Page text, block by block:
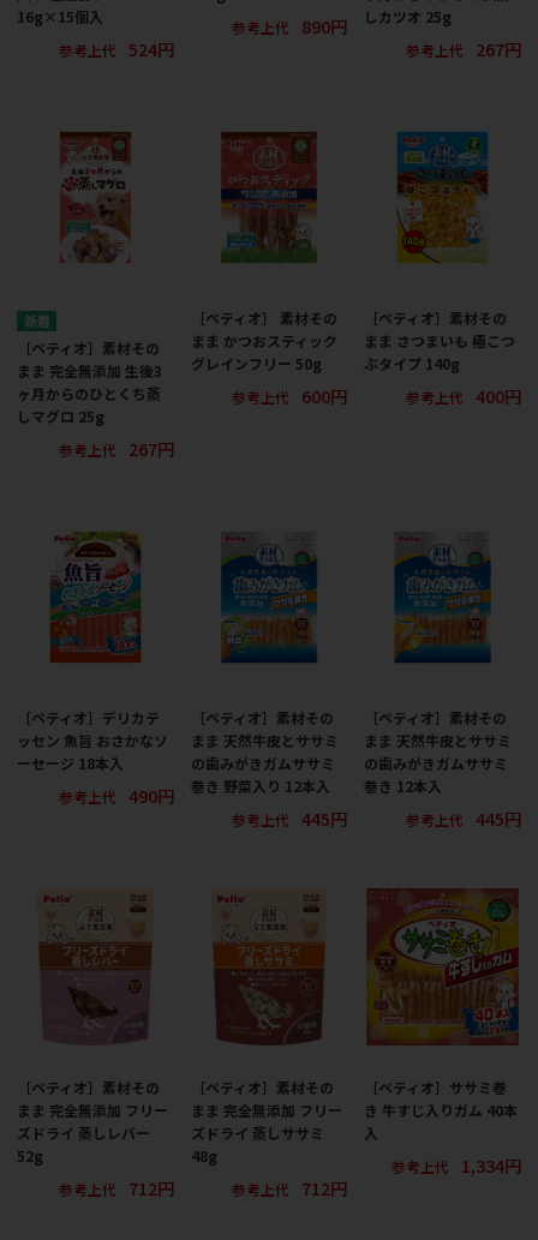
16g×15個入
参考上代
524円
参考上代
890円
しカツオ 25g
参考上代
267円
［ペティオ］素材その
まま 完全無添加 生後3
ヶ月からのひとくち蒸
しマグロ 25g
参考上代
267円
［ペティオ］ 素材その
まま かつおスティック
グレインフリー 50g
参考上代
600円
［ペティオ］素材その
まま さつまいも 極こつ
ぶタイプ 140g
参考上代
400円
［ペティオ］デリカテ
ッセン 魚旨 おさかなソ
ーセージ 18本入
参考上代
490円
［ペティオ］素材その
まま 天然牛皮とササミ
の歯みがきガムササミ
巻き 野菜入り 12本入
参考上代
445円
［ペティオ］素材その
まま 天然牛皮とササミ
の歯みがきガムササミ
巻き 12本入
参考上代
445円
［ペティオ］素材その
まま 完全無添加 フリー
ズドライ 蒸しレバー
52g
参考上代
712円
［ペティオ］素材その
まま 完全無添加 フリー
ズドライ 蒸しササミ
48g
参考上代
712円
［ペティオ］ササミ巻
き 牛すじ入りガム 40本
入
参考上代
1,334円